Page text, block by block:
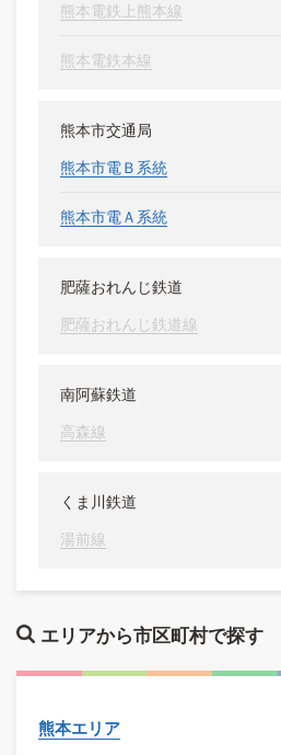
熊本電鉄上熊本線
熊本電鉄本線
熊本市交通局
熊本市電Ｂ系統
熊本市電Ａ系統
肥薩おれんじ鉄道
肥薩おれんじ鉄道線
南阿蘇鉄道
高森線
くま川鉄道
湯前線
エリアから市区町村で探す
熊本エリア